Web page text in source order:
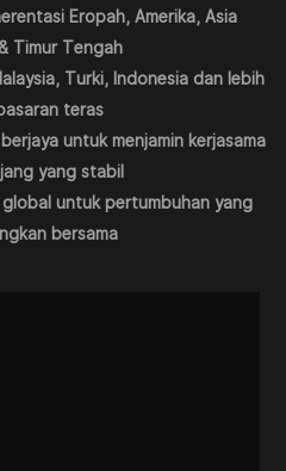
Eropah, Amerika, Asia
Timur Tengah
Turki, Indonesia dan lebih
teras
untuk menjamin kerjasama
yang stabil
global untuk pertumbuhan yang
bersama